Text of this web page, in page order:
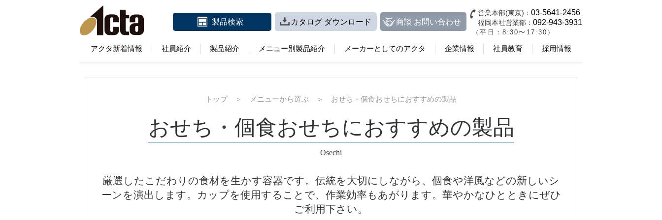
製品検索 カタログ ダウンロード 商談 お問い合わせ
営業本部(東京)： 03-5641-2456
福岡本社営業部： 092-943-3931
（平日：8:30〜17:30）
アクタ新着情報 社員紹介 製品紹介 メニュー別製品紹介 メーカーとしてのアクタ 企業情報 社員教育 採用情報
トップ ＞ メニューから選ぶ ＞ おせち・個食おせちにおすすめの製品
おせち・個食おせちにおすすめの製品
Osechi
厳選したこだわりの食材を生かす容器です。伝統を大切にしながら、個食や洋風などの新しいシ
ーンを演出します。カップを使用することで、作業効率もあがります。華やかなひとときにぜひ
ご利用下さい。